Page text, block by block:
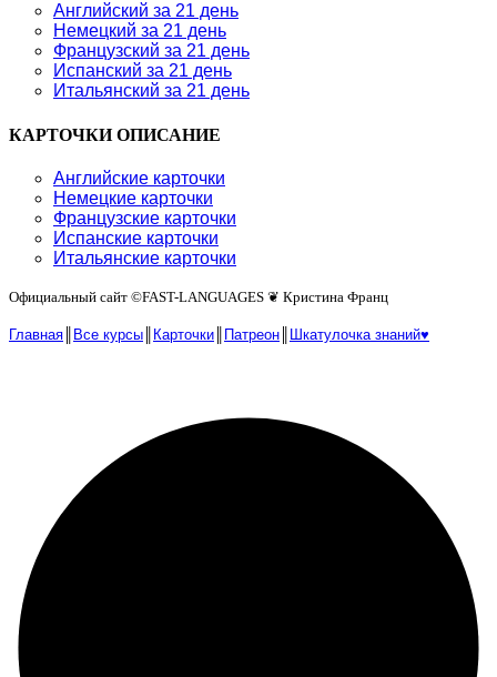
Английский за 21 день
Немецкий за 21 день
Французский за 21 день
Испанский за 21 день
Итальянский за 21 день
КАРТОЧКИ ОПИСАНИЕ
Английские карточки
Немецкие карточки
Французские карточки
Испанские карточки
Итальянские карточки
Официальный сайт ©️FAST-LANGUAGES ❦ Кристина Франц
Главная Все курсы Карточки Патреон Шкатулочка знаний♥︎